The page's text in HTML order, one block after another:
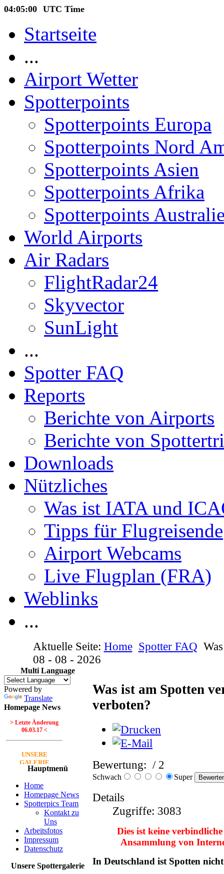
04:05:00 UTC Time
Startseite
...
Airport Wetter
Spotterpoints
Spotterpoints Europa
Spotterpoints Nord
Spotterpoints Asien
Spotterpoints Afrika
Spotterpoints
World Airports
Air Radars
FlightRadar24
Skyvector
SunLight
...
Spotter FAQ
Reports
Berichte von Airports
Berichte von
Downloads
Nützliches
Was ist IATA und
Tipps für Flugreisende
Airport Webcams
Live Flugplan (FRA)
Weblinks
...
Aktuelle Seite: Home Spotter FAQ
08 - 08 - 2026
Multi Language
Powered by
Translate
Homepage News
> Letzte Änderung
06.03.17 <
UNSERE
GALERIE
>Bilder von Franz<
Neue Bilder Online!
>Bilder von Elfriede<
> Letzte Änderung
06.03.17 <
UNSERE
Hauptmenü
Home
Homepage News
Spotterpics Team
Kontakt zu
Uns
Arbeitsfotos
Impressum
Datenschutz
Unsere Spottergalerie
Was ist am Spotten
verboten?
Bewertung: / 2
Schwach Super
Details
Zugriffe: 3083
Dies ist keine
Ansammlung von
In Deutschland ist Spotten